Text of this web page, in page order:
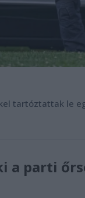
tartóztattak le
parti